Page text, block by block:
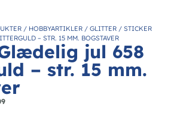
/ HOBBYARTIKLER / GLITTER / STICKER
– STR. 15 MM. BOGSTAVER
jul 658
– str. 15 mm.